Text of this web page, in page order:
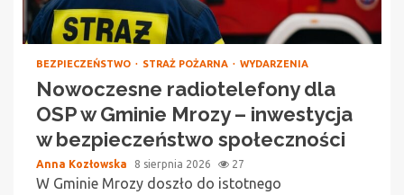
BEZPIECZEŃSTWO STRAŻ POŻARNA WYDARZENIA
Nowoczesne radiotelefony dla
OSP w Gminie Mrozy – inwestycja
w bezpieczeństwo społeczności
Anna Kozłowska 8 sierpnia 2026 27
W Gminie Mrozy doszło do istotnego